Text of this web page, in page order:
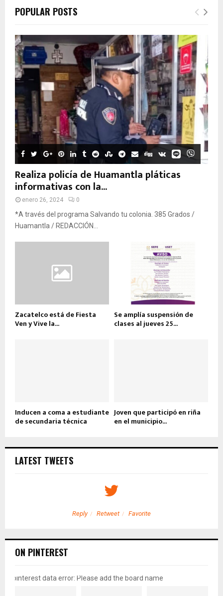
POPULAR POSTS
Realiza policía de Huamantla pláticas
informativas con la...
enero 26, 2024 0
*A través del programa Salvando tu colonia. 385 Grados /
Huamantla / REDACCIÓN...
Zacatelco está de Fiesta
Ven y Vive la...
Se amplía suspensión de
clases al jueves 25...
Inducen a coma a estudiante
de secundaria técnica
Joven que participó en riña
en el municipio...
LATEST TWEETS
Reply Retweet Favorite
ON PINTEREST
pinterest data error: Please add the board name